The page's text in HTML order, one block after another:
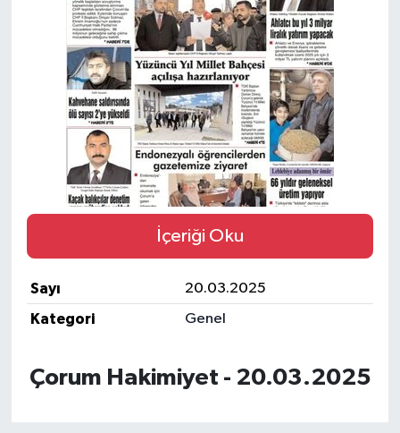
İçeriği Oku
Sayı
20.03.2025
Kategori
Genel
Çorum Hakimiyet - 20.03.2025
İLÇELER
OTOPARK
TEKNOLOJİ